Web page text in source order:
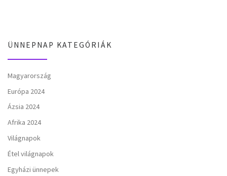
ÜNNEPNAP KATEGÓRIÁK
Magyarország
Európa 2024
Ázsia 2024
Afrika 2024
Világnapok
Étel világnapok
Egyházi ünnepek